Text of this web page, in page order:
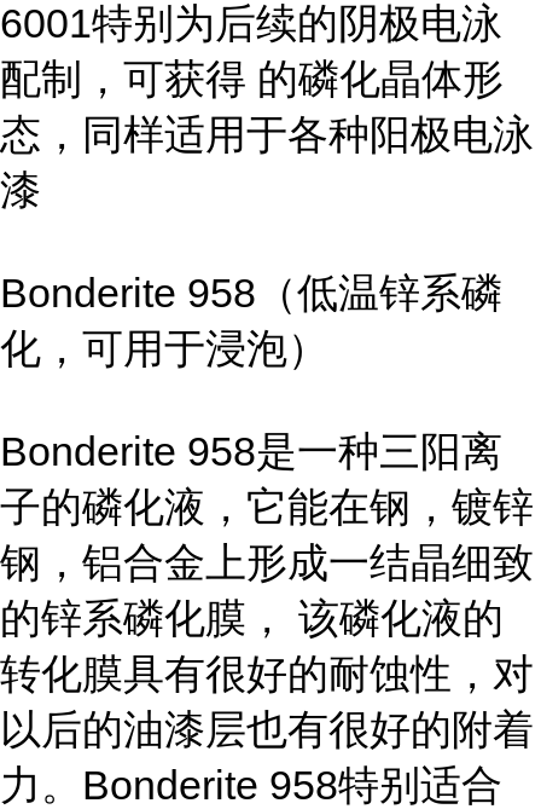
6001特别为后续的阴极电泳
配制，可获得 的磷化晶体形
态，同样适用于各种阳极电泳
漆
Bonderite 958（低温锌系磷
化，可用于浸泡）
Bonderite 958是一种三阳离
子的磷化液，它能在钢，镀锌
钢，铝合金上形成一结晶细致
的锌系磷化膜， 该磷化液的
转化膜具有很好的耐蚀性，对
以后的油漆层也有很好的附着
力。Bonderite 958特别适合